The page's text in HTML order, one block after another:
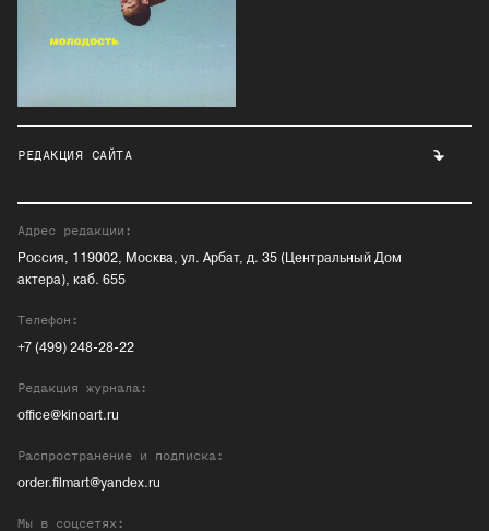
РЕДАКЦИЯ САЙТА
Адрес редакции:
Россия, 119002, Москва, ул. Арбат, д. 35 (Центральный Дом
актера), каб. 655
Телефон:
+7 (499) 248-28-22
Редакция журнала:
office@kinoart.ru
Распространение и подписка:
order.filmart@yandex.ru
Мы в соцсетях: